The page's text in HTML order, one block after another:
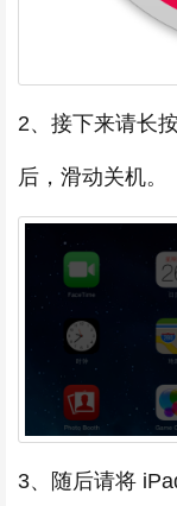
2、接下来请长
后，滑动关机。
3、随后请将